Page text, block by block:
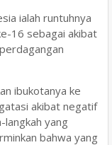
ialah runtuhnya
16 sebagai akibat
ibukotanya ke
akibat negatif
yang
bahwa yang